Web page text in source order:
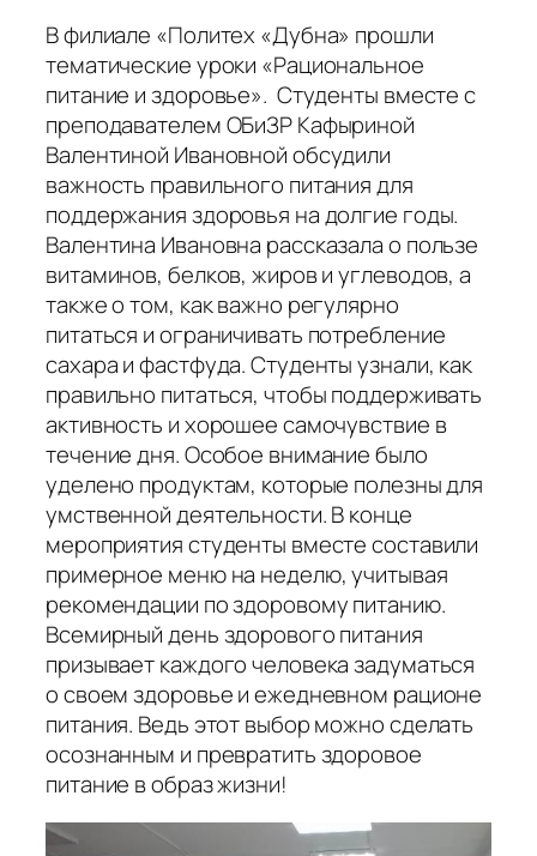
В филиале «Политех «Дубна» прошли
тематические уроки «Рациональное
питание и здоровье». Студенты вместе с
преподавателем ОБиЗР Кафыриной
Валентиной Ивановной обсудили
важность правильного питания для
поддержания здоровья на долгие годы.
Валентина Ивановна рассказала о пользе
витаминов, белков, жиров и углеводов, а
также о том, как важно регулярно
питаться и ограничивать потребление
сахара и фастфуда. Студенты узнали, как
правильно питаться, чтобы поддерживать
активность и хорошее самочувствие в
течение дня. Особое внимание было
уделено продуктам, которые полезны для
умственной деятельности. В конце
мероприятия студенты вместе составили
примерное меню на неделю, учитывая
рекомендации по здоровому питанию.
Всемирный день здорового питания
призывает каждого человека задуматься
о своем здоровье и ежедневном рационе
питания. Ведь этот выбор можно сделать
осознанным и превратить здоровое
питание в образ жизни!